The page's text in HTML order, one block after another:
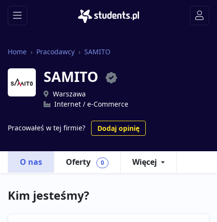
Home Pracodawcy SAMITO
SAMITO
Warszawa
Internet / e-Commerce
Pracowałeś w tej firmie? Dodaj opinię
O nas Oferty 0 Więcej
Kim jesteśmy?